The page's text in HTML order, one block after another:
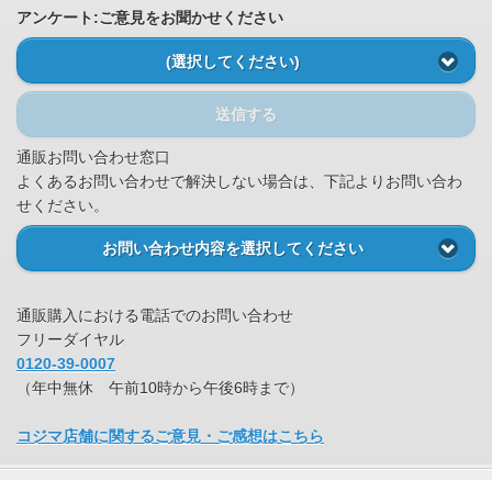
アンケート:ご意見をお聞かせください
(選択してください)
送信する
通販お問い合わせ窓口
よくあるお問い合わせで解決しない場合は、下記よりお問い合わ
せください。
お問い合わせ内容を選択してください
通販購入における電話でのお問い合わせ
フリーダイヤル
0120-39-0007
（年中無休 午前10時から午後6時まで）
コジマ店舗に関するご意見・ご感想はこちら